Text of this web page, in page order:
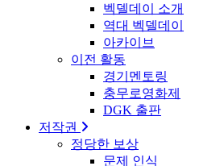
벡델데이 소개
역대 벡델데이
아카이브
이전 활동
경기멘토링
충무로영화제
DGK 출판
저작권
정당한 보상
문제 인식